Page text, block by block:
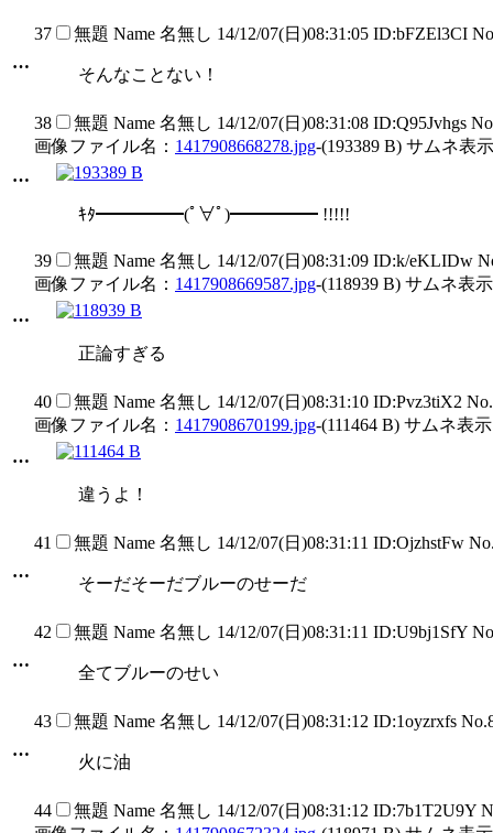
…
37 無題 Name 名無し 14/12/07(日)08:31:05 ID:bFZEl3CI
そんなことない！
…
38 無題 Name 名無し 14/12/07(日)08:31:08 ID:Q95Jvhgs
画像ファイル名： 1417908668278.jpg-(193389 B) サムネ表
ｷﾀ━━━━━(ﾟ∀ﾟ)━━━━━ !!!!!
…
39 無題 Name 名無し 14/12/07(日)08:31:09 ID:k/eKLIDw
画像ファイル名： 1417908669587.jpg-(118939 B) サムネ表
正論すぎる
…
40 無題 Name 名無し 14/12/07(日)08:31:10 ID:Pvz3tiX2
画像ファイル名： 1417908670199.jpg-(111464 B) サムネ表
違うよ！
…
41 無題 Name 名無し 14/12/07(日)08:31:11 ID:OjzhstFw
そーだそーだブルーのせーだ
…
42 無題 Name 名無し 14/12/07(日)08:31:11 ID:U9bj1SfY
全てブルーのせい
…
43 無題 Name 名無し 14/12/07(日)08:31:12 ID:1oyzrxfs
火に油
44 無題 Name 名無し 14/12/07(日)08:31:12 ID:7b1T2U9Y